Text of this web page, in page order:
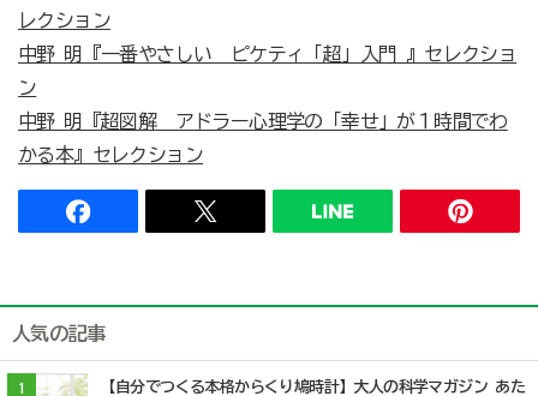
レクション
中野 明『一番やさしい ピケティ「超」入門 』セレクショ
ン
中野 明『超図解 アドラー心理学の「幸せ」が１時間でわ
かる本』セレクション
人気の記事
1
【自分でつくる本格からくり鳩時計】大人の科学マガジン あた